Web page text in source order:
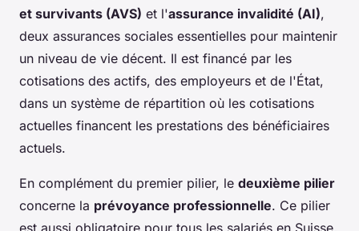
et survivants (AVS) et l'assurance invalidité (AI),
deux assurances sociales essentielles pour maintenir
un niveau de vie décent. Il est financé par les
cotisations des actifs, des employeurs et de l'État,
dans un système de répartition où les cotisations
actuelles financent les prestations des bénéficiaires
actuels.
En complément du premier pilier, le deuxième pilier
concerne la prévoyance professionnelle. Ce pilier
est aussi obligatoire pour tous les salariés en Suisse,